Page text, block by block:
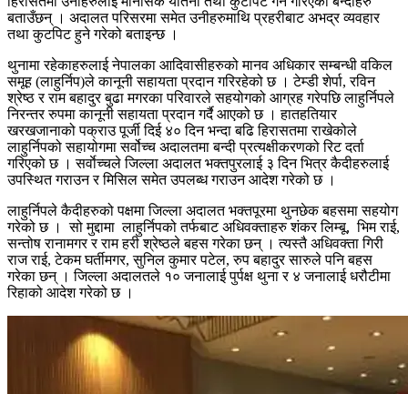
बताउँछन् । अदालत परिसरमा समेत उनीहरुमाथि प्रहरीबाट अभद्र व्यवहार
तथा कुटपिट हुने गरेको बताइन्छ ।
थुनामा रहेकाहरुलाई नेपालका आदिवासीहरुको मानव अधिकार सम्बन्धी वकिल
समूह (लाहुर्निप)ले कानूनी सहायता प्रदान गरिरहेको छ । टेम्डी शेर्पा, रविन
श्रेष्ठ र राम बहादुर बुढा मगरका परिवारले सहयोगको आग्रह गरेपछि लाहुर्निपले
निरन्तर रुपमा कानूनी सहायता प्रदान गर्दै आएको छ । हातहतियार
खरखजानाको पक्राउ पूर्जी दिई ४० दिन भन्दा बढि हिरासतमा राखेकोले
लाहुर्निपको सहायोगमा सर्वोच्च अदालतमा बन्दी प्रत्यक्षीकरणको रिट दर्ता
गरिएको छ । सर्वाेच्चले जिल्ला अदालत भक्तपुरलाई ३ दिन भित्र कैदीहरुलाई
उपस्थित गराउन र मिसिल समेत उपलब्ध गराउन आदेश गरेको छ ।
लाहुर्निपले कैदीहरुको पक्षमा जिल्ला अदालत भक्तपूरमा थुनछेक बहसमा सहयोग
गरेको छ । सो मुद्दामा लाहुर्निपको तर्फबाट अधिवक्ताहरु शंकर लिम्बू, भिम राई,
सन्तोष रानामगर र राम हरी श्रेष्ठले बहस गरेका छन् । त्यस्तै अधिवक्ता गिरी
राज राई, टेकम घर्तीमगर, सुनिल कुमार पटेल, रुप बहादुर सारुले पनि बहस
गरेका छन् । जिल्ला अदालतले १० जनालाई पुर्पक्ष थुना र ४ जनालाई धरौटीमा
रिहाको आदेश गरेको छ ।